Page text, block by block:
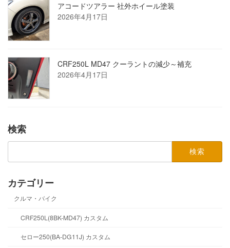
アコードツアラー 社外ホイール塗装
2026年4月17日
CRF250L MD47 クーラントの減少～補充
2026年4月17日
検索
カテゴリー
クルマ・バイク
CRF250L(8BK-MD47) カスタム
セロー250(BA-DG11J) カスタム